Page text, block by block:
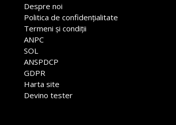
Despre noi
Politica de confidențialitate
Termeni și condiții
ANPC
SOL
ANSPDCP
GDPR
Harta site
Devino tester